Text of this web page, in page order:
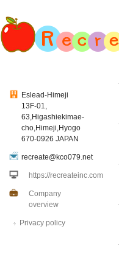
Eslead-Himeji
13F-01,
63,Higashiekimae-
cho,Himeji,Hyogo
670-0926 JAPAN
recreate@kco079.net
https://recreateinc.com
Company
overview
Privacy policy